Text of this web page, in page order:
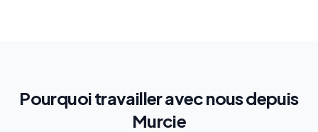
Pourquoi travailler avec nous depuis
Murcie